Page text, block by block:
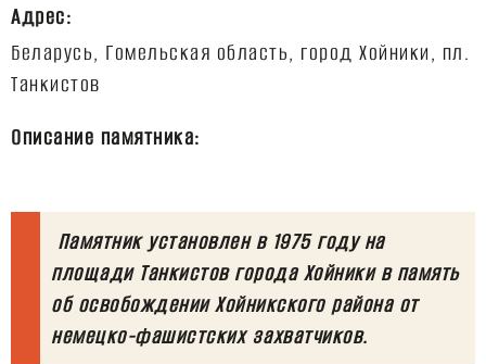
Адрес:
Беларусь, Гомельская область, город Хойники, пл.
Описание памятника:
Памятник установлен в 1975 году на
площади Танкистов города Хойники в память
об освобождении Хойникского района от